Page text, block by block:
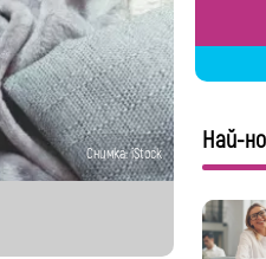
Снимка: iStock Най-